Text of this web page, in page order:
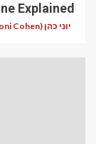
Explained
יוני כהן (Yoni Cohen)